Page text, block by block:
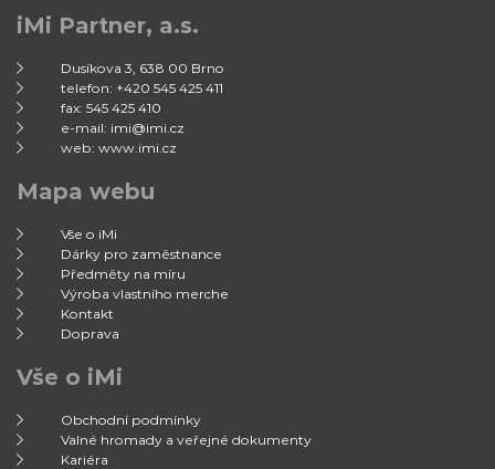
iMi Partner, a.s.
Dusíkova 3, 638 00 Brno
telefon: +420 545 425 411
fax: 545 425 410
e-mail: imi@imi.cz
web: www.imi.cz
Mapa webu
Vše o iMi
Dárky pro zaměstnance
Předměty na míru
Výroba vlastního merche
Kontakt
Doprava
Vše o iMi
Obchodní podmínky
Valné hromady a veřejné dokumenty
Kariéra